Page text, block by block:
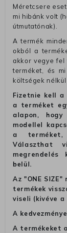
Méretcsere
mi hibánk volt
útmutatónak).
A termék
okból a
akkor vegye fel
terméket, és
költségek nélkül
Fizetnie kell
a terméket
alapon,
modellel
a
Választhat
megrendelés
belül.
Az "ONE
termékek
viseli (kivéve
A
A termékeket